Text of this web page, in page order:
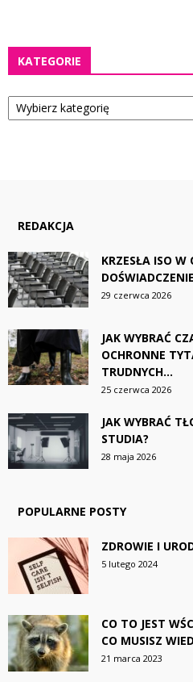
KATEGORIE
Kategorie
REDAKCJA
KRZESŁA ISO W
29 czerwca 2026
JAK WYBRAĆ
OCHRONNE
TRUDNYCH...
25 czerwca 2026
JAK WYBRAĆ
STUDIA?
28 maja 2026
POPULARNE POSTY
ZDROWIE I
5 lutego 2024
CO TO JEST
CO MUSISZ
21 marca 2023